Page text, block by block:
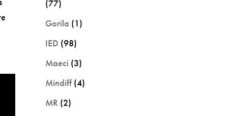
(77)
Gorila (1)
IED (98)
Maeci (3)
Mindiff (4)
MR (2)